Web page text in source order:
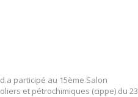
participé au 15ème Salon
et pétrochimiques (cippe) du 23